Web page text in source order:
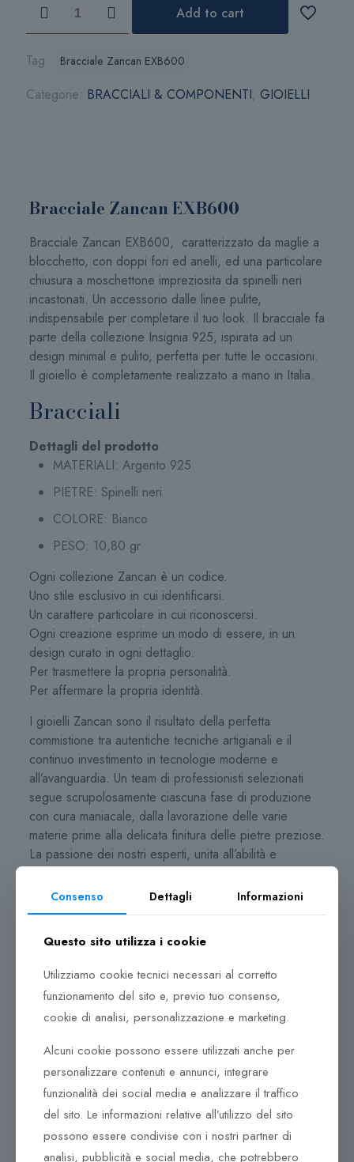
Zancan
EXB600
quantità
Add to cart
Tag: Bracciale Zancan EXB600
Categorie: BRACCIALI & COMPONENTI, GIOIELLI
Bracciale Zancan EXB600
Bracciale Zancan EXB600, caratterizzato da maglie a
blocchetto, con doppi fori ed anelli, ed una particolare
chiusura a moschettone impreziosita da spinelli neri
incastonati. Un accessorio dalle linee pulite,
indispensabile per completare il tuo look. Il bracciale fa
parte della collezione Insignia 925, ispirata ad un
design minimal e pulito, perfetta per tutte le occasioni.
Il gioiello è completamente realizzato a mano in Italia.
Bracciali
Dettagli del prodotto
MATERIALI: Argento 925
PIETRE: Spinelli neri
COLORE: Bianco
PESO: 10,80 gr
Ogni collezione Zancan è un codice.
Uno stile esclusivo in cui identificarsi.
Un carattere particolare in cui riconoscersi.
Ogni creazione esprime un modo di essere, in un
design curato in ogni dettaglio.
Per trasmettere la propria personalità.
Per affermare la propria identità.
I gioielli Zancan sono il risultato della perfetta
commistione tra autentiche tecniche artigianali e il
continuo investimento in tecnologie moderne e
all’avanguardia. Un team di professionisti selezionati
segue scrupolosamente ciascuna fase di produzione
con cura maniacale, dalla lavorazione delle varie
materie prime alla delicata finitura delle pietre preziose.
La passione dei nostri esperti, unita all’abilità e
segreto dell’eccezionale qualità racchiusa in ogni
gioiello.
Al centro della produzione giace un ciclo ben definito,
controllati, e solo una volta assicurata la qualità,
possono lasciare l’azienda. La passione dei nostri
esperti, unita all’abilità e all’attenzione per il più piccolo
racchiusa in ogni gioiello. Una moltitudine di pezzi,
compone gioielli unici con movimenti meccanici creati
durante il loro assemblaggio.
In un mondo che ha sempre più a cuore il proprio
futuro, Zancan si impegna alla protezione dell’ambiente
Consenso Dettagli Informazioni
Questo sito utilizza i cookie
Utilizziamo cookie tecnici necessari al corretto
funzionamento del sito e, previo tuo consenso,
cookie di analisi, personalizzazione e marketing.
Alcuni cookie possono essere utilizzati anche per
personalizzare contenuti e annunci, integrare
funzionalità dei social media e analizzare il traffico
del sito. Le informazioni relative all’utilizzo del sito
possono essere condivise con i nostri partner di
analisi, pubblicità e social media, che potrebbero